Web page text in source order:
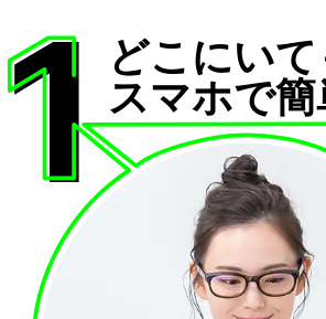
どこにいて
スマホで